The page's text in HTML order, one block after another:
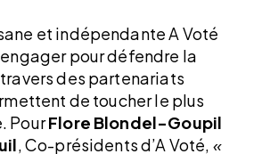
et indépendante A Voté
pour défendre la
des partenariats
de toucher le plus
PourFlore Blondel-Goupil
, Co-présidents d’A Voté, «